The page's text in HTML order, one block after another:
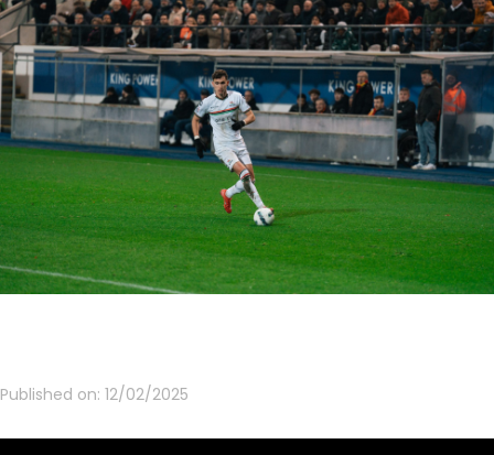
Published on: 12/02/2025